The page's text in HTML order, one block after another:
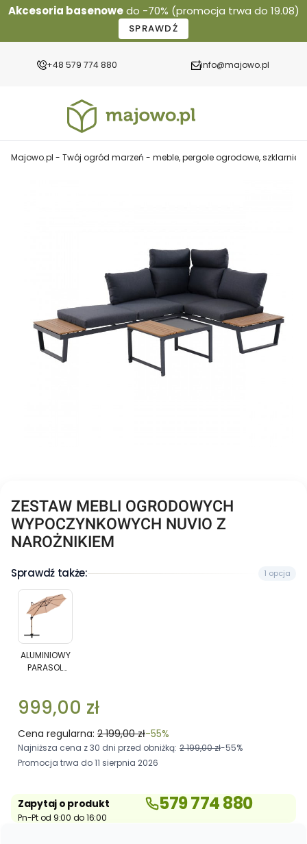
Akcesoria basenowedo -70% (promocja trwa do 19.08)
SPRAWDŹ
+48 579 774 880 info@majowo.pl
Majowo.pl - Twój ogród marzeń - meble, pergole ogrodowe, szklarnie
ZESTAW MEBLI OGRODOWYCH
WYPOCZYNKOWYCH NUVIO Z
NAROŻNIKIEM
Sprawdź także: 1 opcja
PARASOL
OGRODOWY
ROMA
W
KOLORZE
BEŻOWYM
ALUMINIOWY
PARASOL
KOLORZE
BEŻOWYM
999,00 zł
Cena regularna: 2 199,00 zł-55%
Najniższa cena z 30 dni przed obniżką: 2 199,00 zł-55%
Promocja trwa do 11 sierpnia 2026
Zapytaj o produkt 579 774 880
Pn-Pt od 9:00 do 16:00